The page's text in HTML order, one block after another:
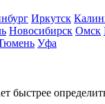
Иркутск
Новосибирск Омск
Уфа
быстрее